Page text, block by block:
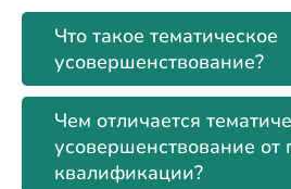
Что такое тематическое
усовершенствование?
Чем отличается
усовершенствование
квалификации?